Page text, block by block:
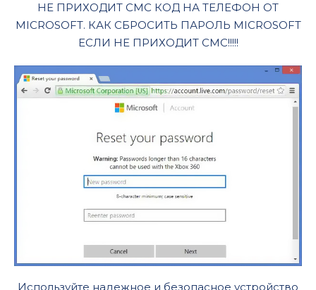
НЕ ПРИХОДИТ СМС КОД НА ТЕЛЕФОН ОТ
MICROSOFT. КАК СБРОСИТЬ ПАРОЛЬ MICROSOFT
ЕСЛИ НЕ ПРИХОДИТ СМС!!!!!
Используйте надежное и безопасное устройство